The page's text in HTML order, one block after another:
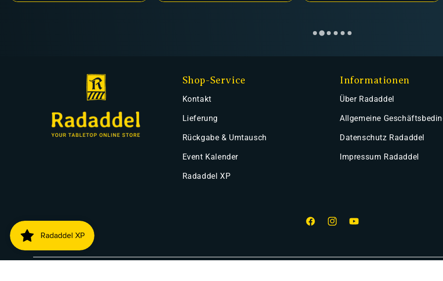
Shop-Service
Kontakt
Lieferung
Rückgabe & Umtausch
Event Kalender
Radaddel XP
Informationen
Über Radaddel
Allgemeine
Datenschutz Radaddel
Impressum Radaddel
FacebookInstagramYouTube